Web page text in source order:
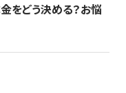
をどう決める？お悩